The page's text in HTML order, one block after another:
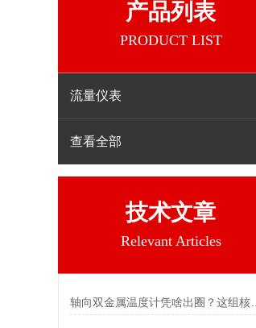
产品列表
PRODUCT LIST
流量仪表
查看全部
技术文章
Relevant Articles
轴向双金属温度计凭啥出圈？这组核心特点给出了答案